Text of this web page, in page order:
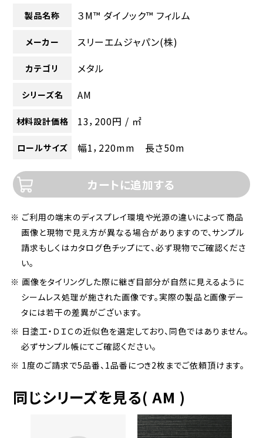
製品名称 ３M™ ダイノック™ フィルム
メーカー スリーエムジャパン(株)
カテゴリ メタル
シリーズ名 AM
材料設計価格 13，200円 / ㎡
ロールサイズ 幅1，220mm 長さ50m
カートに追加する
※ ご利用の端末のディスプレイ環境や光源の違いによって商品
画像と現物で見え方が異なる場合がありますので、サンプル
請求もしくはカタログ色チップにて、必ず現物でご確認くださ
い。
※ 画像をタイリングした際に継ぎ目部分が自然に見えるように
シームレス処理が施された画像です。実際の製品と画像デー
タには若干の差異がございます。
※ 日塗工・ＤＩＣの近似色を選定しており、同色ではありません。
必ずサンプル帳にてご確認ください。
※ 1度のご請求で5品番、1品番につき2枚までご依頼頂けます。
同じシリーズを見る( AM )